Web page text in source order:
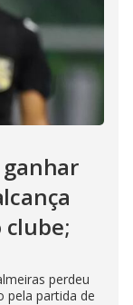
ganhar
perdeu
pela partida de